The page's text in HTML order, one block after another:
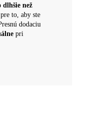
dlhšie než
to, aby ste
dodaciu
pri